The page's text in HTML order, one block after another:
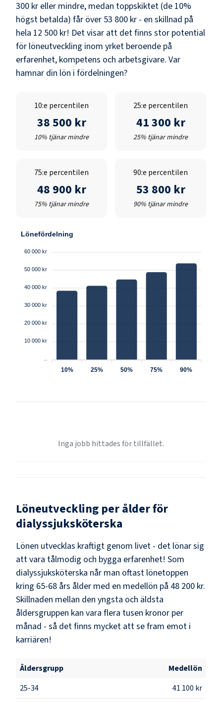
300 kr eller mindre, medan toppskiktet (de 10%
högst betalda) får över 53 800 kr - en skillnad på
hela 12 500 kr! Det visar att det finns stor potential
för löneutveckling inom yrket beroende på
erfarenhet, kompetens och arbetsgivare. Var
hamnar din lön i fördelningen?
10:e percentilen
38 500 kr
10% tjänar mindre
25:e percentilen
41 300 kr
25% tjänar mindre
75:e percentilen
48 900 kr
75% tjänar mindre
90:e percentilen
53 800 kr
90% tjänar mindre
Lönefördelning
60 000 kr
50 000 kr
40 000 kr
30 000 kr
20 000 kr
10 000 kr
10% 25% 50% 75% 90%
Inga jobb hittades för tillfället.
Löneutveckling per ålder för
dialyssjuksköterska
Lönen utvecklas kraftigt genom livet - det lönar sig
att vara tålmodig och bygga erfarenhet! Som
dialyssjuksköterska når man oftast lönetoppen
kring 65-68 års ålder med en medellön på 48 200 kr.
Skillnaden mellan den yngsta och äldsta
åldersgruppen kan vara flera tusen kronor per
månad - så det finns mycket att se fram emot i
karriären!
Åldersgrupp
Medellön
25-34
41 100 kr